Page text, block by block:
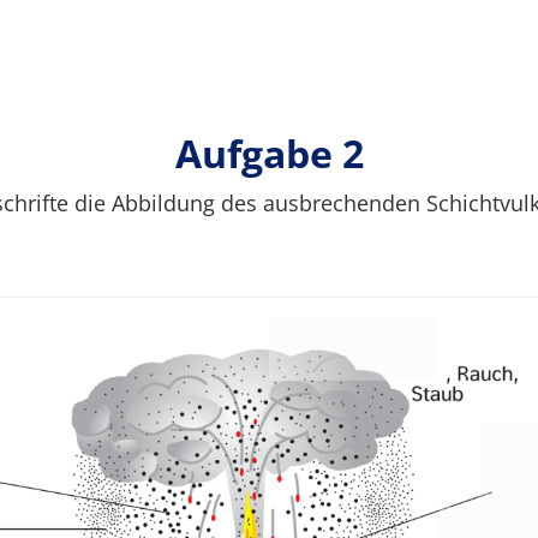
Aufgabe 2
die Abbildung des ausbrechenden